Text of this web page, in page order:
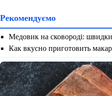
Рекомендуємо
Медовик на сковороді:
Как вкусно приготовить